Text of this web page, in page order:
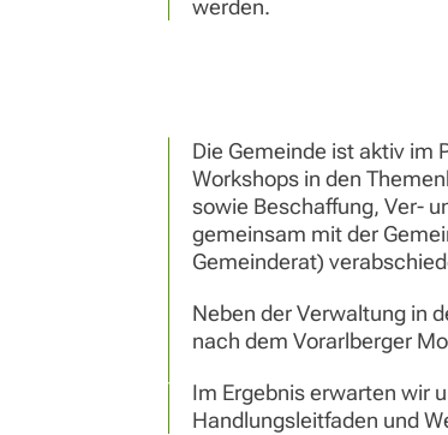
werden.
Die Gemeinde ist aktiv im
Workshops in den
sowie Beschaffung, Ver-
gemeinsam mit der
Gemeinderat)
Neben der Verwaltung in
nach dem Vorarlberger
Im Ergebnis erwarten wir
Handlungsleitfaden und